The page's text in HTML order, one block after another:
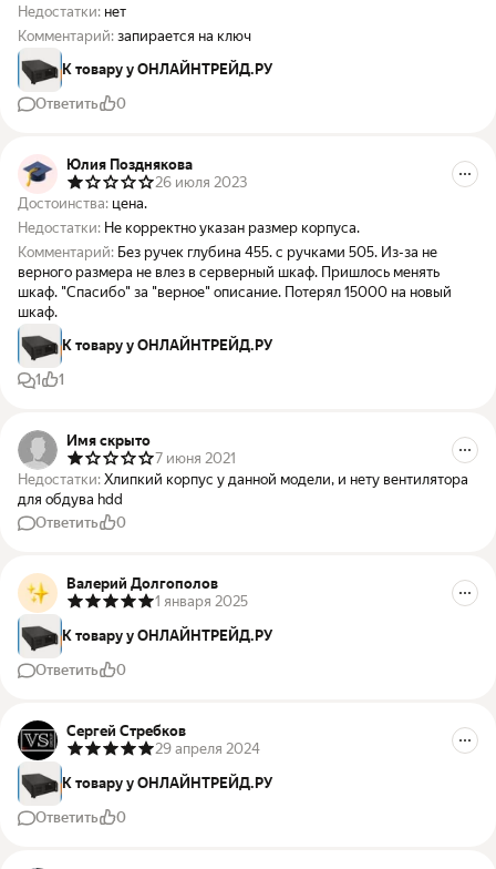
Недостатки: нет
Комментарий: запирается на ключ
К товару у ОНЛАЙНТРЕЙД.РУ
Ответить 0
Юлия Позднякова
26 июля 2023
Достоинства: цена.
Недостатки: Не корректно указан размер корпуса.
Комментарий: Без ручек глубина 455. с ручками 505. Из-за не
верного размера не влез в серверный шкаф. Пришлось менять
шкаф. "Спасибо" за "верное" описание. Потерял 15000 на новый
шкаф.
К товару у ОНЛАЙНТРЕЙД.РУ
1 1
Имя скрыто
7 июня 2021
Недостатки: Хлипкий корпус у данной модели, и нету вентилятора
для обдува hdd
Ответить
0
Валерий Долгополов
1 января 2025
К товару у ОНЛАЙНТРЕЙД.РУ
Ответить 0
Сергей Стребков
29 апреля 2024
К товару у ОНЛАЙНТРЕЙД.РУ
Ответить 0